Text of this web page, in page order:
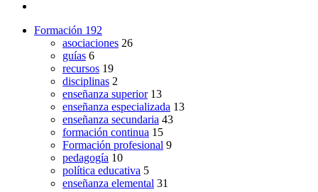
Formación 192
asociaciones 26
guías 6
recursos 19
disciplinas 2
enseñanza superior 13
enseñanza especializada 13
enseñanza secundaria 43
formación continua 15
Formación profesional 9
pedagogía 10
política educativa 5
enseñanza elemental 31